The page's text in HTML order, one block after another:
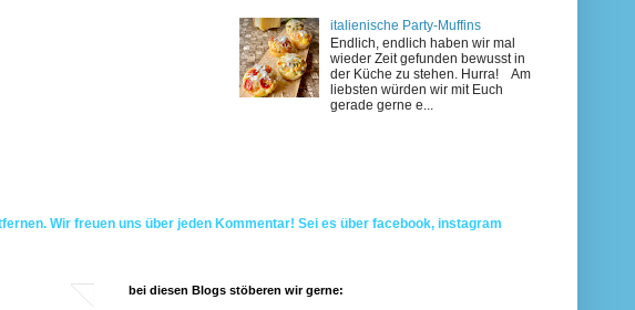
italienische Party-Muffins
Endlich, endlich haben wir mal
wieder Zeit gefunden bewusst in
der Küche zu stehen. Hurra! Am
liebsten würden wir mit Euch
gerade gerne e...
Wir freuen uns über jeden Kommentar! Sei es über facebook, instagram
bei diesen Blogs stöberen wir gerne: